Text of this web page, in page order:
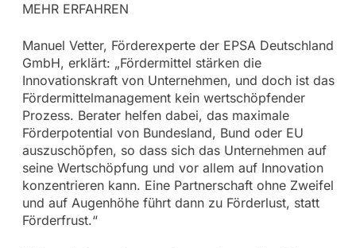
MEHR ERFAHREN
Manuel Vetter, Förderexperte der EPSA Deutschland
GmbH, erklärt: „Fördermittel stärken die
Innovationskraft von Unternehmen, und doch ist das
Fördermittelmanagement kein wertschöpfender
Prozess. Berater helfen dabei, das maximale
Förderpotential von Bundesland, Bund oder EU
auszuschöpfen, so dass sich das Unternehmen auf
seine Wertschöpfung und vor allem auf Innovation
konzentrieren kann. Eine Partnerschaft ohne Zweifel
und auf Augenhöhe führt dann zu Förderlust, statt
Förderfrust.“